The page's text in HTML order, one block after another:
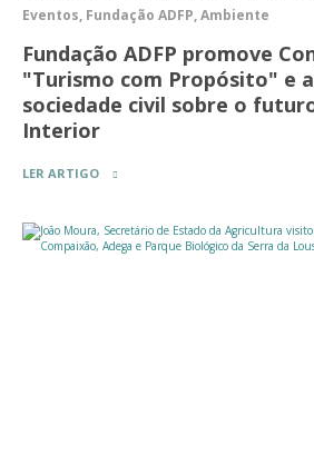
Eventos, Fundação ADFP, Ambiente
Fundação ADFP promove
"Turismo com Propósito" e
sociedade civil sobre o
Interior
LER ARTIGO